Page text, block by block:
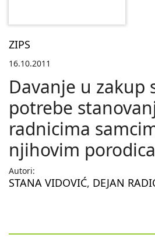
ZIPS
16.10.2011
Davanje u zakup
potrebe
radnicima
njihovim
Autori:
STANA VIDOVIĆ, DEJAN